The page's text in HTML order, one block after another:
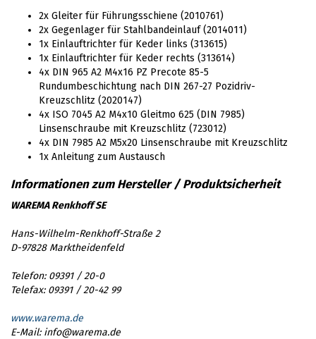
2x Gleiter für Führungsschiene (2010761)
2x Gegenlager für Stahlbandeinlauf (2014011)
1x Einlauftrichter für Keder links (313615)
1x Einlauftrichter für Keder rechts (313614)
4x DIN 965 A2 M4x16 PZ Precote 85-5
Rundumbeschichtung nach DIN 267-27 Pozidriv-
Kreuzschlitz (2020147)
4x ISO 7045 A2 M4x10 Gleitmo 625 (DIN 7985)
Linsenschraube mit Kreuzschlitz (723012)
4x DIN 7985 A2 M5x20 Linsenschraube mit Kreuzschlitz
1x Anleitung zum Austausch
WAREMA Renkhoff SE
Hans-Wilhelm-Renkhoff-Straße 2
D-97828 Marktheidenfeld
Telefon: 09391 / 20-0
Telefax: 09391 / 20-42 99
www.warema.de
E-Mail: info@warema.de